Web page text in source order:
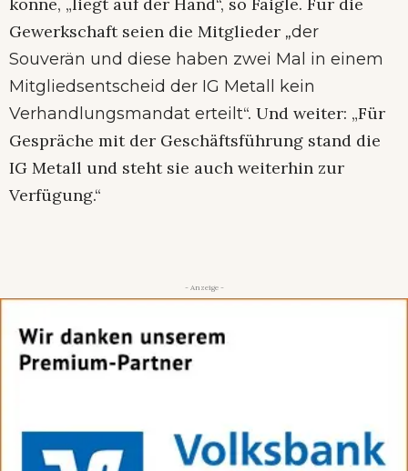
Gewerkschaft seien die Mitglieder „der
Souverän und diese haben zwei Mal in einem
Mitgliedsentscheid der IG Metall kein
Verhandlungsmandat erteilt“. Und weiter: „Für
Gespräche mit der Geschäftsführung stand die
IG Metall und steht sie auch weiterhin zur
Verfügung.“
- Anzeige -